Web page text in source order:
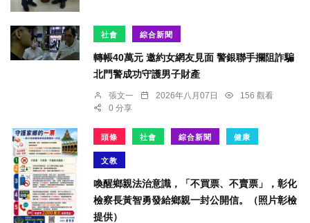
社會 綜合新聞
轉帳40萬元 邀約女網友見面 警銀聯手攔阻詐騙
北門警成功守護男子財產
張文一 2026年八月07日
156 觀看
0 分享
頭條 社會 綜合新聞 健康
文教
喚醒鄉親法治意識，「不買票、不賣票」，彰化
檢察長黃智勇發給鄉親一封公開信。（照片彰檢
提供）